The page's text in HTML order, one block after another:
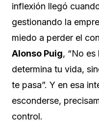
inflexión llegó
gestionando la
miedo a perder el
Alonso Puig, “No
determina tu vida,
te pasa”. Y en esa
esconderse,
control.